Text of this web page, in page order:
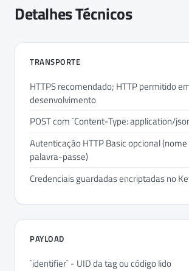
Detalhes Técnicos
TRANSPORTE
HTTPS recomendado; HTTP permitido
desenvolvimento
POST com `Content-Type: application/
Autenticação HTTP Basic opcional
palavra-passe)
Credenciais guardadas encriptadas no
PAYLOAD
`identifier` - UID da tag ou código lido